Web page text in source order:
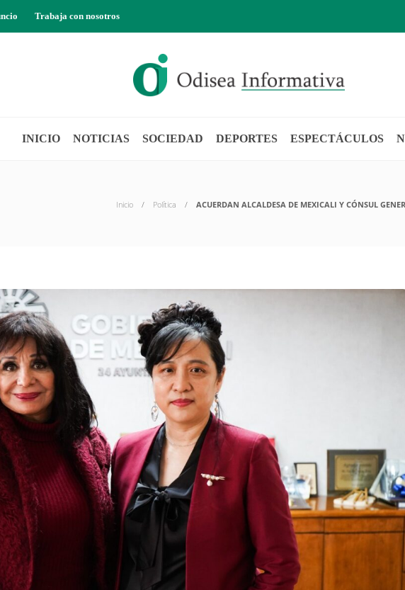
Trabaja con nosotros
INICIO NOTICIAS SOCIEDAD DEPORTES ESPECTÁCULOS
Inicio Política ACUERDAN ALCALDESA DE MEXICALI Y CÓNSUL